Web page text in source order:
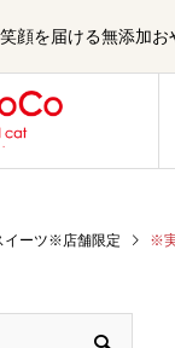
顔を届ける無添加お
イーツ※店舗限定 ※